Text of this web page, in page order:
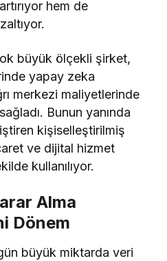
hem de
büyük ölçekli şirket,
yapay zeka
merkezi maliyetlerinde
Bunun yanında
kişiselleştirilmiş
ve dijital hizmet
kullanılıyor.
Alma
Dönem
büyük miktarda veri